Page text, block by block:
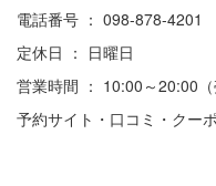
電話番号 ： 098-878-4201
定休日 ： 日曜日
営業時間 ： 10:00～20:00（
予約サイト・口コミ・クー